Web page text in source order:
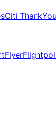
Citi ThankYou